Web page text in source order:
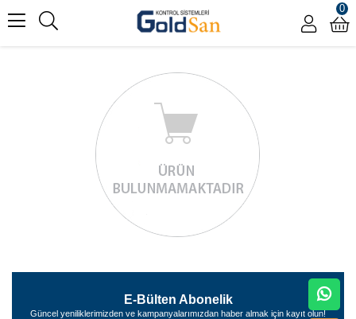
0
E-Bülten Abonelik
Güncel yeniliklerimizden ve kampanyalarımızdan haber almak için kayıt olun!